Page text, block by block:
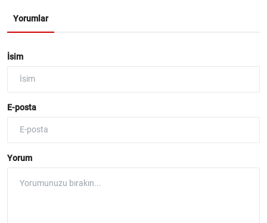
Yorumlar
İsim
E-posta
Yorum